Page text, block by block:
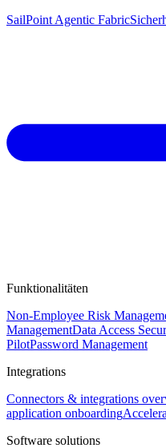
SailPoint Agentic Fabric
Funktionalitäten
Non-Employee Risk
ManagementData Access
PilotPassword Management
Integrations
Connectors & integrations
application onboarding
Software solutions